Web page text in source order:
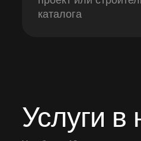
каталога
Услуги